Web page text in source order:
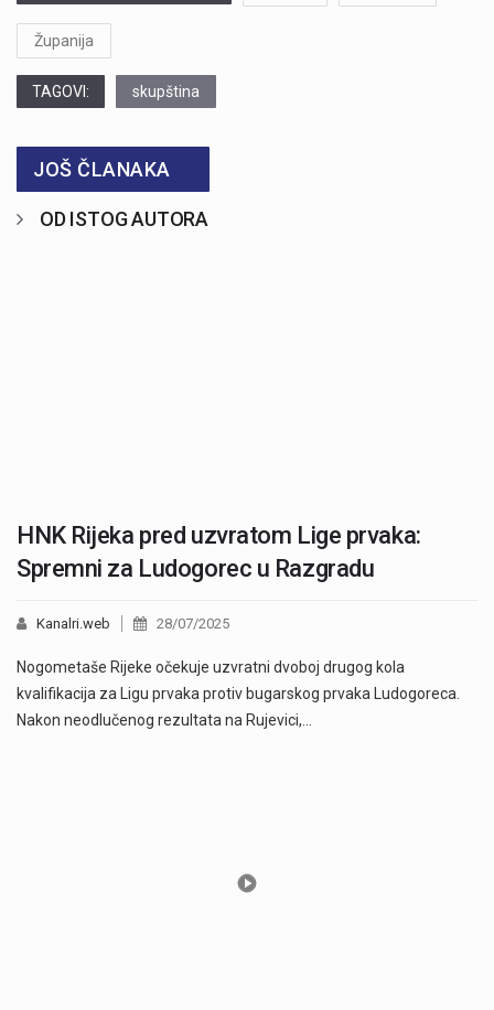
Županija
TAGOVI: skupština
JOŠ ČLANAKA
OD ISTOG AUTORA
HNK Rijeka pred uzvratom Lige prvaka:
Spremni za Ludogorec u Razgradu
Kanalri.web 28/07/2025
Nogometaše Rijeke očekuje uzvratni dvoboj drugog kola
kvalifikacija za Ligu prvaka protiv bugarskog prvaka Ludogoreca.
Nakon neodlučenog rezultata na Rujevici,…